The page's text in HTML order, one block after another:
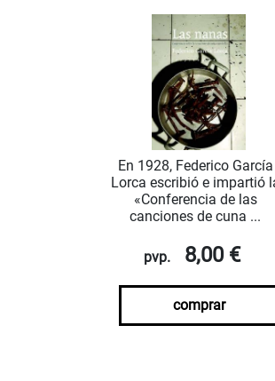
En 1928, Federico García
Lorca escribió e impartió
«Conferencia de las
canciones de cuna ...
pvp. 8,00 €
comprar